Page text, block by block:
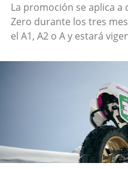
La promoción se aplica
Zero durante los tres
el A1, A2 o A y estará